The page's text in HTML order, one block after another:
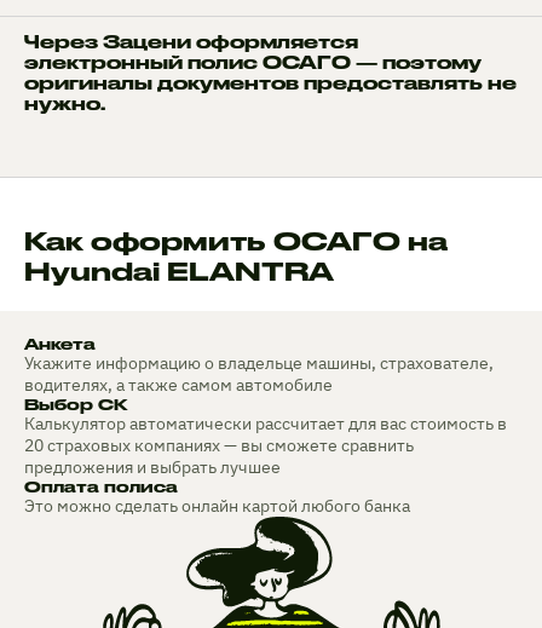
Через Зацени оформляется
электронный полис ОСАГО — поэтому
оригиналы документов предоставлять не
нужно.
Как оформить ОСАГО на
Hyundai ELANTRA
Анкета
Укажите информацию о владельце машины, страхователе,
водителях, а также самом автомобиле
Выбор СК
Калькулятор автоматически рассчитает для вас стоимость в
20 страховых компаниях — вы сможете сравнить
предложения и выбрать лучшее
Оплата полиса
Это можно сделать онлайн картой любого банка